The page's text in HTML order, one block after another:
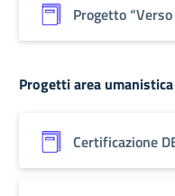
Progetto
Progetti area umanistica
Certificazione